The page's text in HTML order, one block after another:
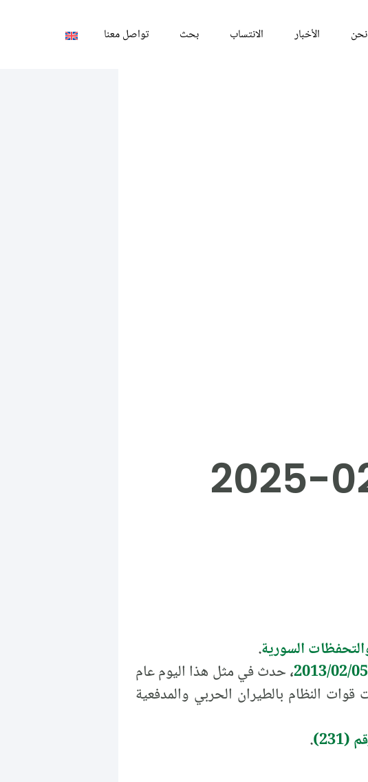
الأخبار الانتساب بحث تواصل معنا
السورية.
،حدث في مثل هذا اليوم عام
النظام بالطيران الحربي والمدفعية
.